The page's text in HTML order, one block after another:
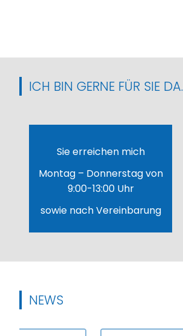
ICH BIN GERNE FÜR SIE DA.
Sie erreichen mich
Montag – Donnerstag von
9:00-13:00 Uhr
sowie nach Vereinbarung
NEWS